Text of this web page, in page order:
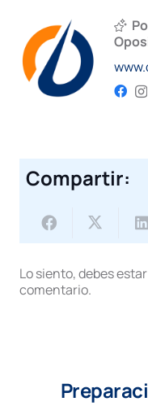
Compartir:
Lo siento, debes estar
comentario.